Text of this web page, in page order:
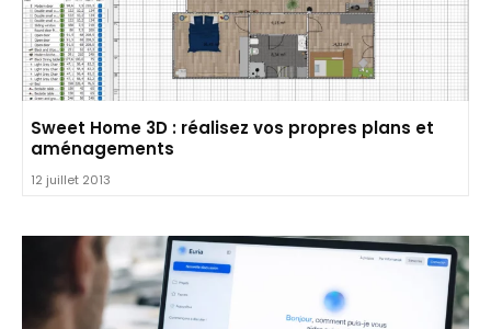
Sweet Home 3D : réalisez vos propres plans et
aménagements
12 juillet 2013